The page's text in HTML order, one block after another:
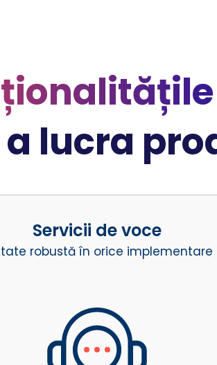
lucra
Servicii de voce
robustă în orice implementare